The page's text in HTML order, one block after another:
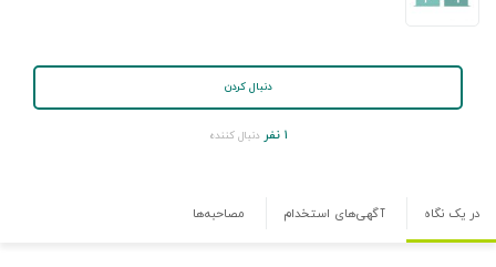
دنبال کردن
۱ نفر دنبال کننده
در یک نگاه آگهی‌های استخدام مصاحبه‌ها